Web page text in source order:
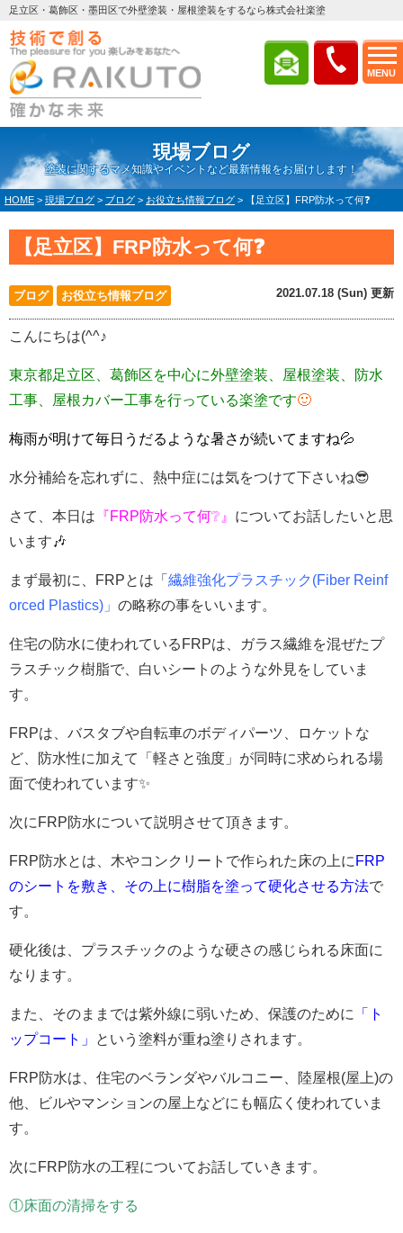
MENU
足立区・葛飾区・墨田区で外壁塗装・屋根塗装をするなら株式会社楽塗
現場ブログ
塗装に関するマメ知識やイベントなど最新情報をお届けします！
HOME > 現場ブログ > ブログ > お役立ち情報ブログ > 【足立区】FRP防水って何❓
【足立区】FRP防水って何❓
ブログ お役立ち情報ブログ 2021.07.18 (Sun) 更新
こんにちは(^^♪
東京都足立区、葛飾区を中心に外壁塗装、屋根塗装、防水
工事、屋根カバー工事を行っている楽塗です🙂
梅雨が明けて毎日うだるような暑さが続いてますね💦
水分補給を忘れずに、熱中症には気をつけて下さいね😎
さて、本日は 『FRP防水って何❔』 についてお話したいと思
います🎶
まず最初に、FRPとは「 繊維強化プラスチック(Fiber Reinf
orced Plastics)」 の略称の事をいいます。
住宅の防水に使われているFRPは、ガラス繊維を混ぜたプ
ラスチック樹脂で、白いシートのような外見をしていま
す。
FRPは、バスタブや自転車のボディパーツ、ロケットな
ど、防水性に加えて「軽さと強度」が同時に求められる場
面で使われています✨
次にFRP防水について説明させて頂きます。
FRP防水とは、木やコンクリートで作られた床の上に FRP
のシートを敷き、その上に樹脂を塗って硬化させる方法で
す。
硬化後は、プラスチックのような硬さの感じられる床面に
なります。
また、そのままでは紫外線に弱いため、保護のために
「ト
ップコート」
という塗料が重ね塗りされます。
FRP防水は、住宅のベランダやバルコニー、陸屋根(屋上)の
他、ビルやマンションの屋上などにも幅広く使われていま
す。
次にFRP防水の工程についてお話していきます。
①床面の清掃をする